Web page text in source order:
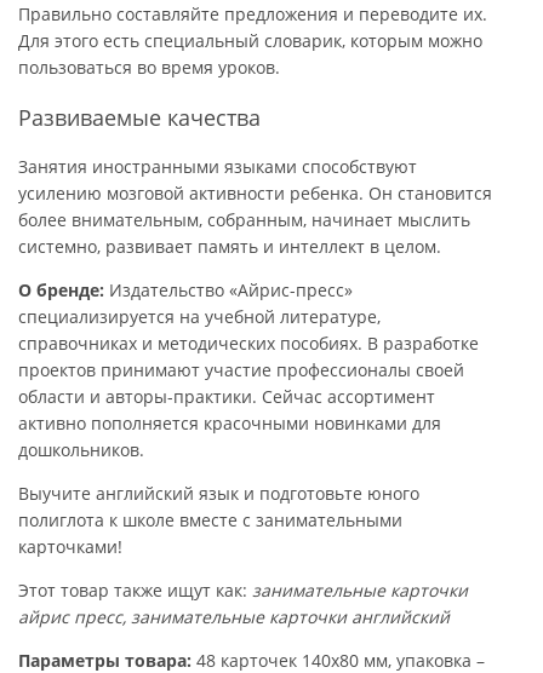
Правильно составляйте предложения и переводите их.
Для этого есть специальный словарик, которым можно
пользоваться во время уроков.
Развиваемые качества
Занятия иностранными языками способствуют
усилению мозговой активности ребенка. Он становится
более внимательным, собранным, начинает мыслить
системно, развивает память и интеллект в целом.
О бренде: Издательство «Айрис-пресс»
специализируется на учебной литературе,
справочниках и методических пособиях. В разработке
проектов принимают участие профессионалы своей
области и авторы-практики. Сейчас ассортимент
активно пополняется красочными новинками для
дошкольников.
Выучите английский язык и подготовьте юного
полиглота к школе вместе с занимательными
карточками!
Этот товар также ищут как: занимательные карточки
айрис пресс, занимательные карточки английский
Параметры товара: 48 карточек 140х80 мм, упаковка –